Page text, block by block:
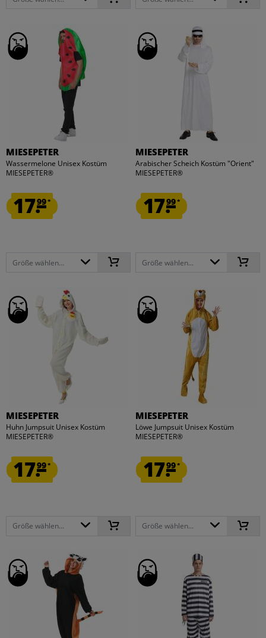
MIESEPETER
Wassermelone Unisex Kostüm
MIESEPETER®
17.99*
Größe wählen...
MIESEPETER
Arabischer Scheich Kostüm "Orient"
MIESEPETER®
17.99*
Größe wählen...
MIESEPETER
Huhn Jumpsuit Unisex Kostüm
MIESEPETER®
17.99*
Größe wählen...
MIESEPETER
Löwe Jumpsuit Unisex Kostüm
MIESEPETER®
17.99*
Größe wählen...